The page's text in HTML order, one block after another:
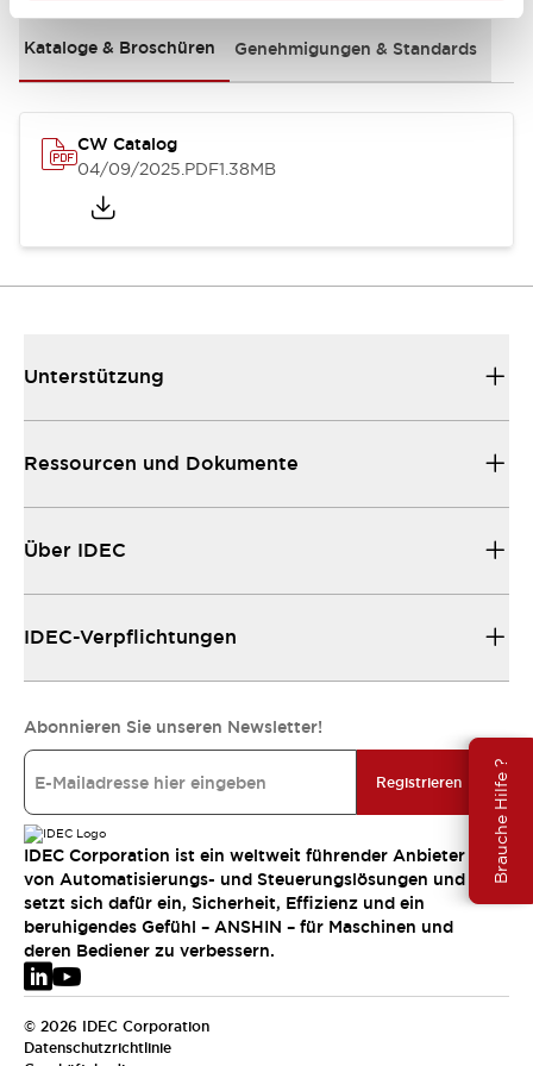
Brauche Hilfe ?
Kataloge & Broschüren Genehmigungen & Standards
CW Catalog
04/09/2025.PDF1.38MB
Unterstützung
Ressourcen und Dokumente
Über IDEC
IDEC-Verpflichtungen
Abonnieren Sie unseren Newsletter!
Registrieren
IDEC Corporation ist ein weltweit führender Anbieter
von Automatisierungs- und Steuerungslösungen und
setzt sich dafür ein, Sicherheit, Effizienz und ein
beruhigendes Gefühl – ANSHIN – für Maschinen und
deren Bediener zu verbessern.
© 2026 IDEC Corporation
Datenschutzrichtlinie